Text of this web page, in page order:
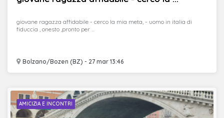
Bolzano/Bozen (BZ) - 27 mar 13:46
giovane ragazza affidabile - cerco la mia meta, - uomo in italia di
fiduccia , onesto ,pronto per ...
AMICIZIA E INCONTRI